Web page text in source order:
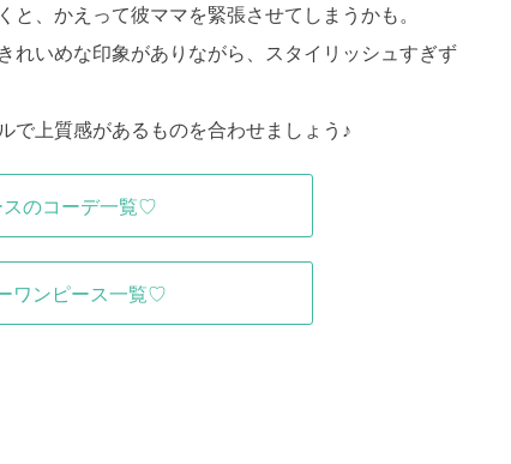
、かえって彼ママを緊張させてしまうかも。
れいめな印象がありながら、スタイリッシュすぎず
で上質感があるものを合わせましょう♪
スのコーデ一覧♡
ワンピース一覧♡